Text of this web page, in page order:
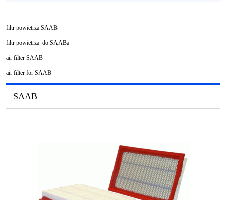
filtr powietrza SAAB
filtr powietrza do SAABa
air filter SAAB
air filter for SAAB
SAAB